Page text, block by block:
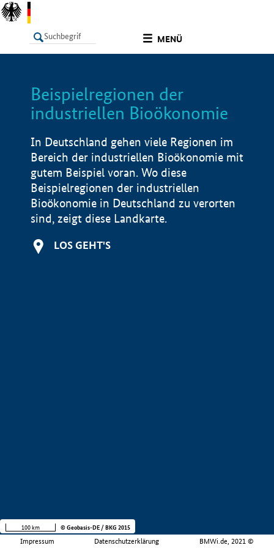
MENÜ
LISTE
Beispielregionen der
industriellen Bioökonomie
In Deutschland gehen viele Regionen im
Bereich der industriellen Bioökonomie mit
gutem Beispiel voran. Wo diese
Beispielregionen der industriellen
Bioökonomie in Deutschland zu verorten
sind, zeigt diese Landkarte.
LOS GEHT'S
Impressum Datenschutzerklärung BMWi.de, 2021 ©
100 km © Geobasis-DE / BKG 2015